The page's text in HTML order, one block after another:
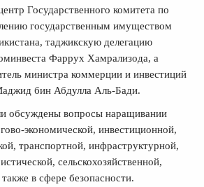
Государственного комитета по
государственным имуществом
таджикскую делегацию
Фаррух Хамрализода, а
министра коммерции и инвестиций
бин Абдулла Аль-Бади.
обсуждены вопросы наращивании
экономической, инвестиционной,
транспортной, инфраструктурной,
сельскохозяйственной,
в сфере безопасности.